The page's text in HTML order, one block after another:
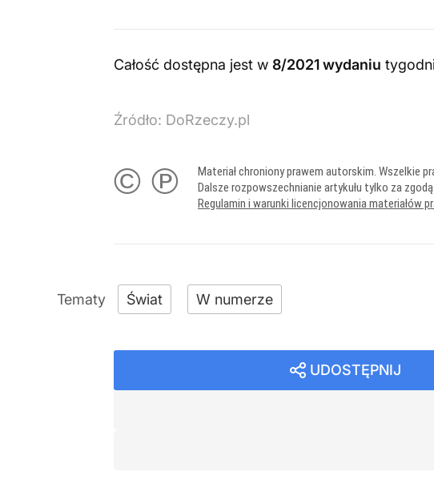
Całość dostępna jest w 8/2021 wydaniu
Źródło: DoRzeczy.pl
© ℗
Materiał chroniony prawem autorskim. Wszelkie
Dalsze rozpowszechnianie artykułu tylko za
Regulamin i warunki licencjonowania materiałów
Świat W numerze
UDOSTĘPNIJ